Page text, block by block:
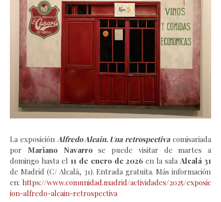
La exposición Alfredo Alcain. Una retrospectiva comisariada
por Mariano Navarro se puede visitar de martes a
domingo hasta el 11 de enero de 2026 en la salaAlcalá 31
de Madrid (C/ Alcalá, 31). Entrada gratuita. Más información
en: https://www.comunidad.madrid/actividades/2025/exposic
ion-alfredo-alcain-retrospectiva